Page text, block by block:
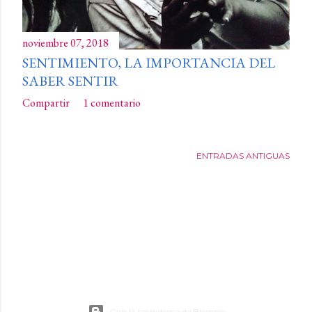
noviembre 07, 2018
SENTIMIENTO, LA IMPORTANCIA DEL
SABER SENTIR
Compartir 1 comentario
ENTRADAS ANTIGUAS